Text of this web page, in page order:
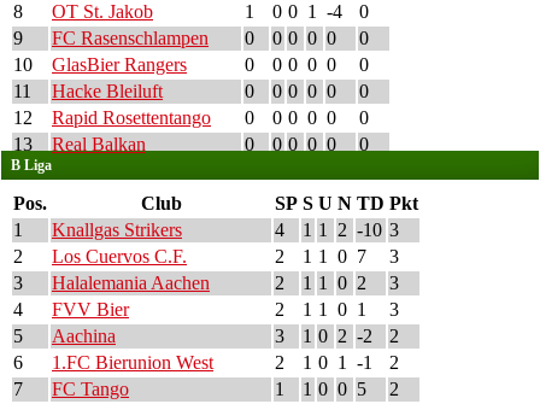
8
OT St. Jakob 1 0 0 1 -4
0
9
FC Rasenschlampen 0 0 0 0 0
0
10
GlasBier Rangers 0 0 0 0 0
0
11
Hacke Bleiluft 0 0 0 0 0
0
12
Rapid Rosettentango 0 0 0 0 0
0
13
Real Balkan 0 0 0 0 0 0
B Liga
Pos. Club SP S U N TD Pkt
1
Knallgas Strikers 4 1 1 2 -10 3
2
Los Cuervos C.F. 2 1 1 0 7
3
3
Halalemania Aachen 2 1 1 0 2
3
4
FVV Bier 2 1 1 0 1
3
5
Aachina 3 1 0 2 -2
2
6
1.FC Bierunion West 2 1 0 1 -1
2
7
FC Tango 1 1 0 0 5
2